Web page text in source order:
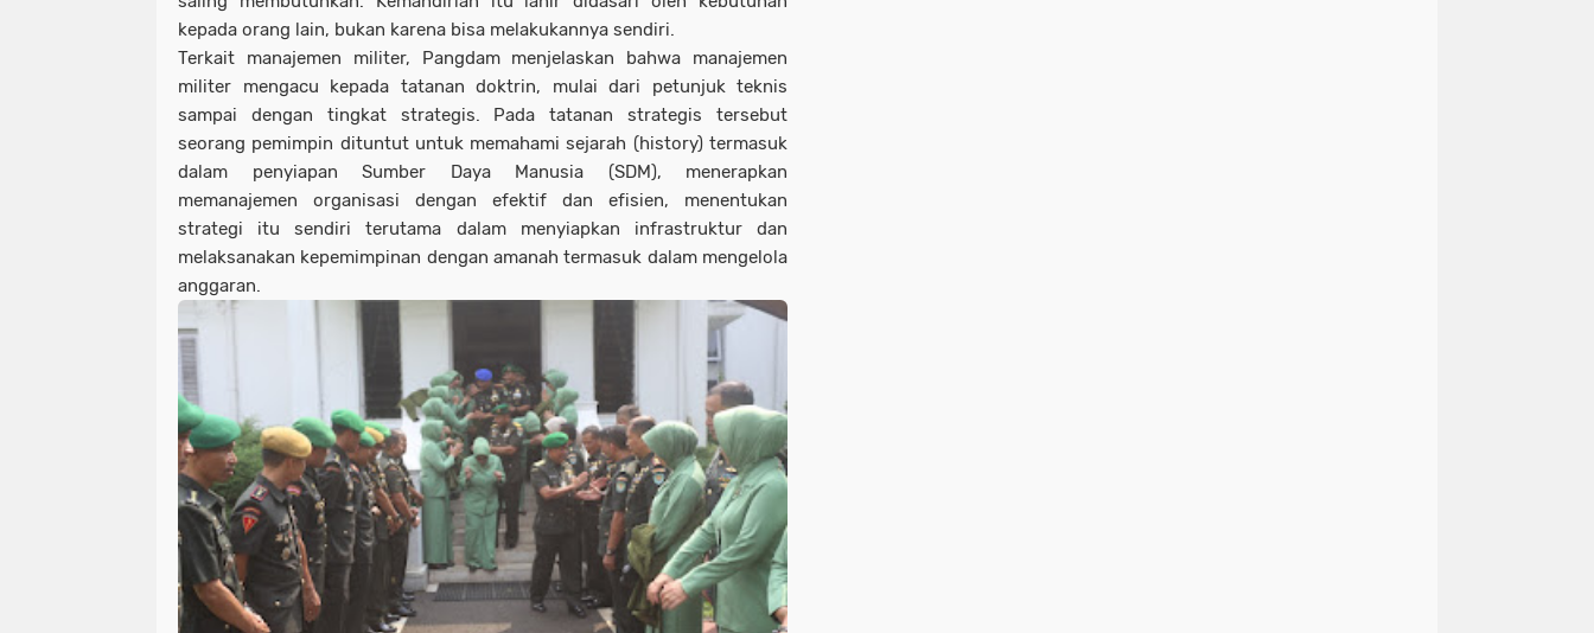
kepada orang lain, bukan karena bisa melakukannya sendiri.
Terkait manajemen militer, Pangdam menjelaskan bahwa manajemen
militer mengacu kepada tatanan doktrin, mulai dari petunjuk teknis
sampai dengan tingkat strategis. Pada tatanan strategis tersebut
seorang pemimpin dituntut untuk memahami sejarah (history) termasuk
dalam penyiapan Sumber Daya Manusia (SDM), menerapkan
memanajemen organisasi dengan efektif dan efisien, menentukan
strategi itu sendiri terutama dalam menyiapkan infrastruktur dan
melaksanakan kepemimpinan dengan amanah termasuk dalam mengelola
anggaran.